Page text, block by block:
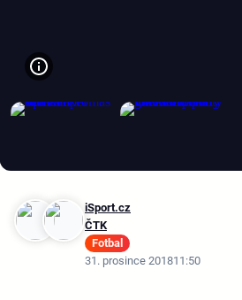
iSport.cz
ČTK
Fotbal
31. prosince 201811:50